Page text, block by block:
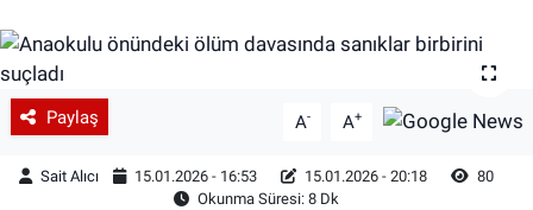
Paylaş A- A+
Sait Alıcı 15.01.2026 - 16:53 15.01.2026 - 20:18
80
Okunma Süresi: 8 Dk